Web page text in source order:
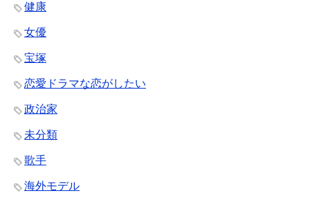
健康
女優
宝塚
恋愛ドラマな恋がしたい
政治家
未分類
歌手
海外モデル